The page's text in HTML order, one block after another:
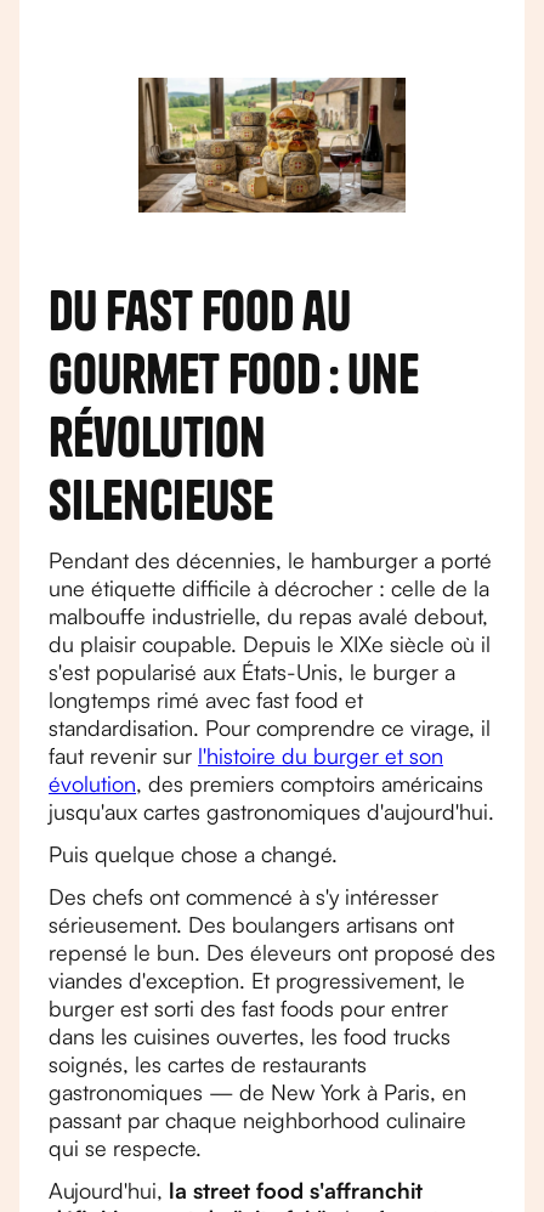
Du fast food au
gourmet food : une
révolution
silencieuse
Pendant des décennies, le hamburger a porté
une étiquette difficile à décrocher : celle de la
malbouffe industrielle, du repas avalé debout,
du plaisir coupable. Depuis le XIXe siècle où il
s'est popularisé aux États-Unis, le burger a
longtemps rimé avec fast food et
standardisation. Pour comprendre ce virage, il
faut revenir sur l'histoire du burger et son
évolution, des premiers comptoirs américains
jusqu'aux cartes gastronomiques d'aujourd'hui.
Puis quelque chose a changé.
Des chefs ont commencé à s'y intéresser
sérieusement. Des boulangers artisans ont
repensé le bun. Des éleveurs ont proposé des
viandes d'exception. Et progressivement, le
burger est sorti des fast foods pour entrer
dans les cuisines ouvertes, les food trucks
soignés, les cartes de restaurants
gastronomiques — de New York à Paris, en
passant par chaque neighborhood culinaire
qui se respecte.
Aujourd'hui, la street food s'affranchit